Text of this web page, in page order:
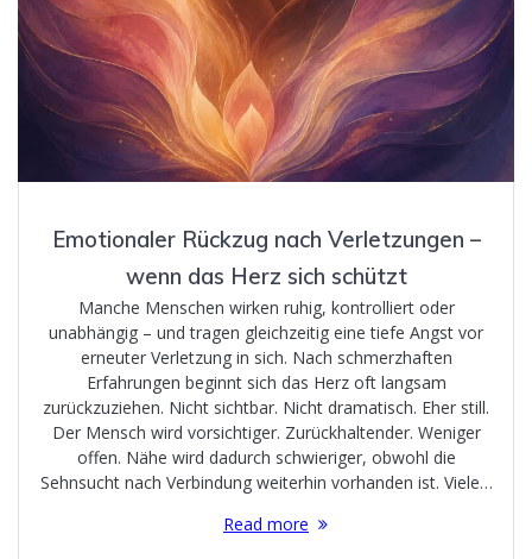
Emotionaler Rückzug nach Verletzungen –
wenn das Herz sich schützt
Manche Menschen wirken ruhig, kontrolliert oder
unabhängig – und tragen gleichzeitig eine tiefe Angst vor
erneuter Verletzung in sich. Nach schmerzhaften
Erfahrungen beginnt sich das Herz oft langsam
zurückzuziehen. Nicht sichtbar. Nicht dramatisch. Eher still.
Der Mensch wird vorsichtiger. Zurückhaltender. Weniger
offen. Nähe wird dadurch schwieriger, obwohl die
Sehnsucht nach Verbindung weiterhin vorhanden ist. Viele…
Read more